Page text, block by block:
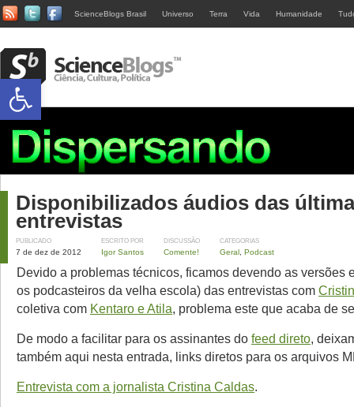
ScienceBlogs Brasil Universo Terra Vida Humanidade
Disponibilizados áudios das
entrevistas
PUBLICADO
7 de dez de 2012
ESCRITO POR
Igor Santos
DISCUSSÃO
Comente!
CATEGORIAS
Geral Podcast
Devido a problemas técnicos, ficamos devendo as versões
os podcasteiros da velha escola) das entrevistas com
coletiva com Kentaro e Atila, problema este que acaba de
De modo a facilitar para os assinantes do feed direto,
também aqui nesta entrada, links diretos para os arquivos
Entrevista com a jornalista Cristina Caldas.
Abrir a barra de ferramentas